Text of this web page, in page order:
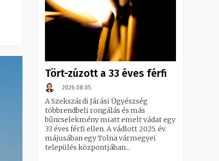
Tört-zúzott a 33 éves férfi
2026.08.05.
A Szekszárdi Járási Ügyészség
többrendbeli rongálás és más
bűncselekmény miatt emelt vádat egy
33 éves férfi ellen. A vádlott 2025. év
májusában egy Tolna vármegyei
település központjában...